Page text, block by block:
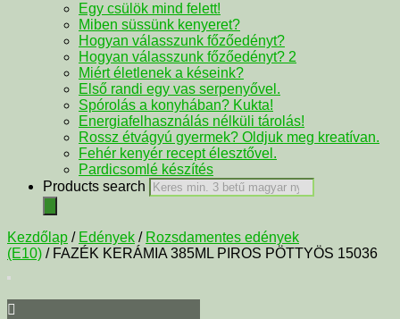
Egy csülök mind felett!
Miben süssünk kenyeret?
Hogyan válasszunk főzőedényt?
Hogyan válasszunk főzőedényt? 2
Miért életlenek a késeink?
Első randi egy vas serpenyővel.
Spórolás a konyhában? Kukta!
Energiafelhasználás nélküli tárolás!
Rossz étvágyú gyermek? Oldjuk meg kreatívan.
Fehér kenyér recept élesztővel.
Pardicsomlé készítés
Products search
Kezdőlap / Edények / Rozsdamentes edények
(E10) / FAZÉK KERÁMIA 385ML PIROS PÖTTYÖS 15036